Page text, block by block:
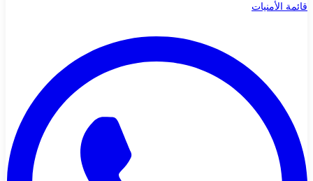
قائمة الأمنيات